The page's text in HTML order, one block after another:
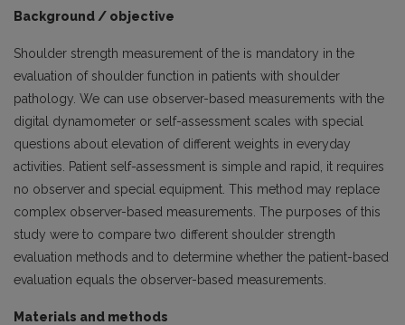
Background / objective
Shoulder strength measurement of the is mandatory in the
evaluation of shoulder function in patients with shoulder
pathology. We can use observer-based measurements with the
digital dynamometer or self-assessment scales with special
questions about elevation of different weights in everyday
activities. Patient self-assessment is simple and rapid, it requires
no observer and special equipment. This method may replace
complex observer-based measurements. The purposes of this
study were to compare two different shoulder strength
evaluation methods and to determine whether the patient-based
evaluation equals the observer-based measurements.
Materials and methods